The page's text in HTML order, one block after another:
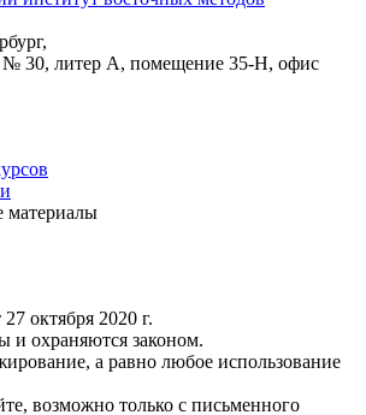
№ 30, литер А, помещение 35-Н, офис
материалы
октября 2020 г.
и охраняются законом.
а равно любое использование
возможно только с письменного